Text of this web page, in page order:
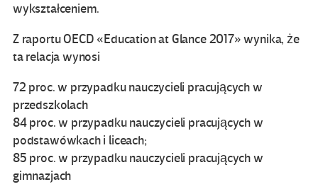
wykształceniem.
Z raportu OECD «Education at Glance 2017» wynika, że
ta relacja wynosi
72 proc. w przypadku nauczycieli pracujących w
przedszkolach
84 proc. w przypadku nauczycieli pracujących w
podstawówkach i liceach;
85 proc. w przypadku nauczycieli pracujących w
gimnazjach